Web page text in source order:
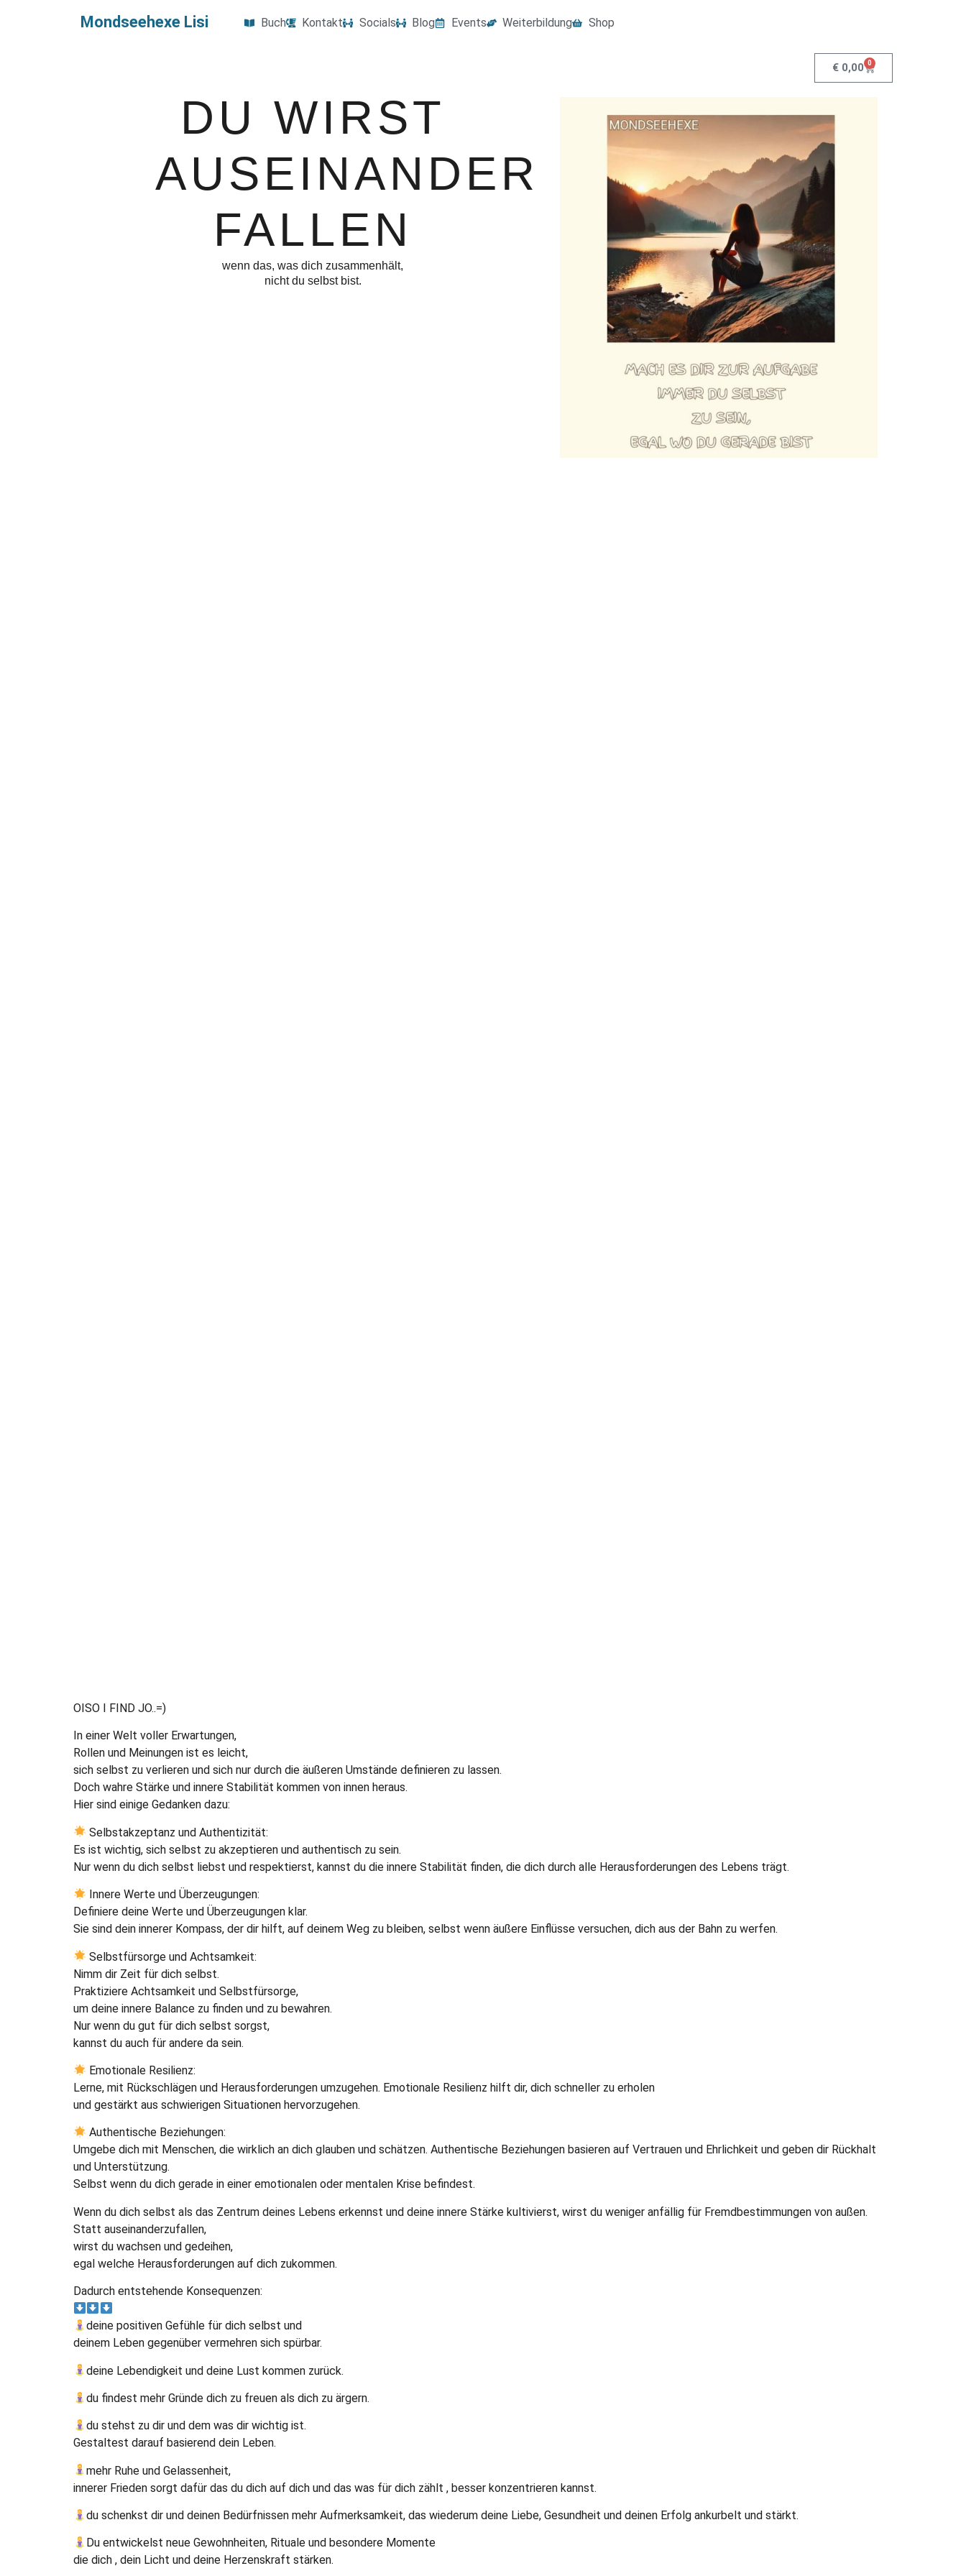
Mondseehexe Lisi Buch Kontakt Socials Blog Events Weiterbildung Shop
€ 0,00 0
DU WIRST
AUSEINANDER
FALLEN
wenn das, was dich zusammenhält,
nicht du selbst bist.
OISO I FIND JO..=)
In einer Welt voller Erwartungen,
Rollen und Meinungen ist es leicht,
sich selbst zu verlieren und sich nur durch die äußeren Umstände definieren zu lassen.
Doch wahre Stärke und innere Stabilität kommen von innen heraus.
Hier sind einige Gedanken dazu:
Selbstakzeptanz und Authentizität:
Es ist wichtig, sich selbst zu akzeptieren und authentisch zu sein.
Nur wenn du dich selbst liebst und respektierst, kannst du die innere Stabilität finden, die dich durch alle Herausforderungen des Lebens trägt.
Innere Werte und Überzeugungen:
Definiere deine Werte und Überzeugungen klar.
Sie sind dein innerer Kompass, der dir hilft, auf deinem Weg zu bleiben, selbst wenn äußere Einflüsse versuchen, dich aus der Bahn zu werfen.
Selbstfürsorge und Achtsamkeit:
Nimm dir Zeit für dich selbst.
Praktiziere Achtsamkeit und Selbstfürsorge,
um deine innere Balance zu finden und zu bewahren.
Nur wenn du gut für dich selbst sorgst,
kannst du auch für andere da sein.
Emotionale Resilienz:
Lerne, mit Rückschlägen und Herausforderungen umzugehen. Emotionale Resilienz hilft dir, dich schneller zu erholen
und gestärkt aus schwierigen Situationen hervorzugehen.
Authentische Beziehungen:
Umgebe dich mit Menschen, die wirklich an dich glauben und schätzen. Authentische Beziehungen basieren auf Vertrauen und Ehrlichkeit und geben dir Rückhalt
und Unterstützung.
Selbst wenn du dich gerade in einer emotionalen oder mentalen Krise befindest.
Wenn du dich selbst als das Zentrum deines Lebens erkennst und deine innere Stärke kultivierst, wirst du weniger anfällig für Fremdbestimmungen von außen.
Statt auseinanderzufallen,
wirst du wachsen und gedeihen,
egal welche Herausforderungen auf dich zukommen.
Dadurch entstehende Konsequenzen:
deine positiven Gefühle für dich selbst und
deinem Leben gegenüber vermehren sich spürbar.
deine Lebendigkeit und deine Lust kommen zurück.
du findest mehr Gründe dich zu freuen als dich zu ärgern.
du stehst zu dir und dem was dir wichtig ist.
Gestaltest darauf basierend dein Leben.
mehr Ruhe und Gelassenheit,
innerer Frieden sorgt dafür das du dich auf dich und das was für dich zählt , besser konzentrieren kannst.
du schenkst dir und deinen Bedürfnissen mehr Aufmerksamkeit, das wiederum deine Liebe, Gesundheit und deinen Erfolg ankurbelt und stärkt.
Du entwickelst neue Gewohnheiten, Rituale und besondere Momente
die dich , dein Licht und deine Herzenskraft stärken.